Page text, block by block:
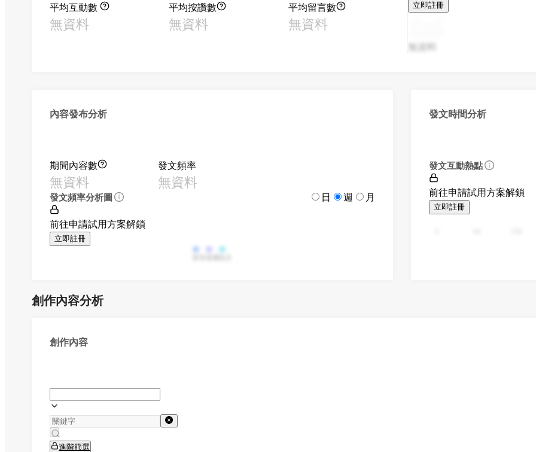
平均互動數
無資料
平均按讚數
無資料
平均留言數
無資料
立即註冊
無資料
內容發布分析
期間內容數
無資料
發文頻率
無資料
發文頻率分析圖 日 週 月
前往申請試用方案解鎖
立即註冊
發文時間分析
發文互動熱點
前往申請試用方案解鎖
立即註冊
創作內容分析
創作內容
進階篩選